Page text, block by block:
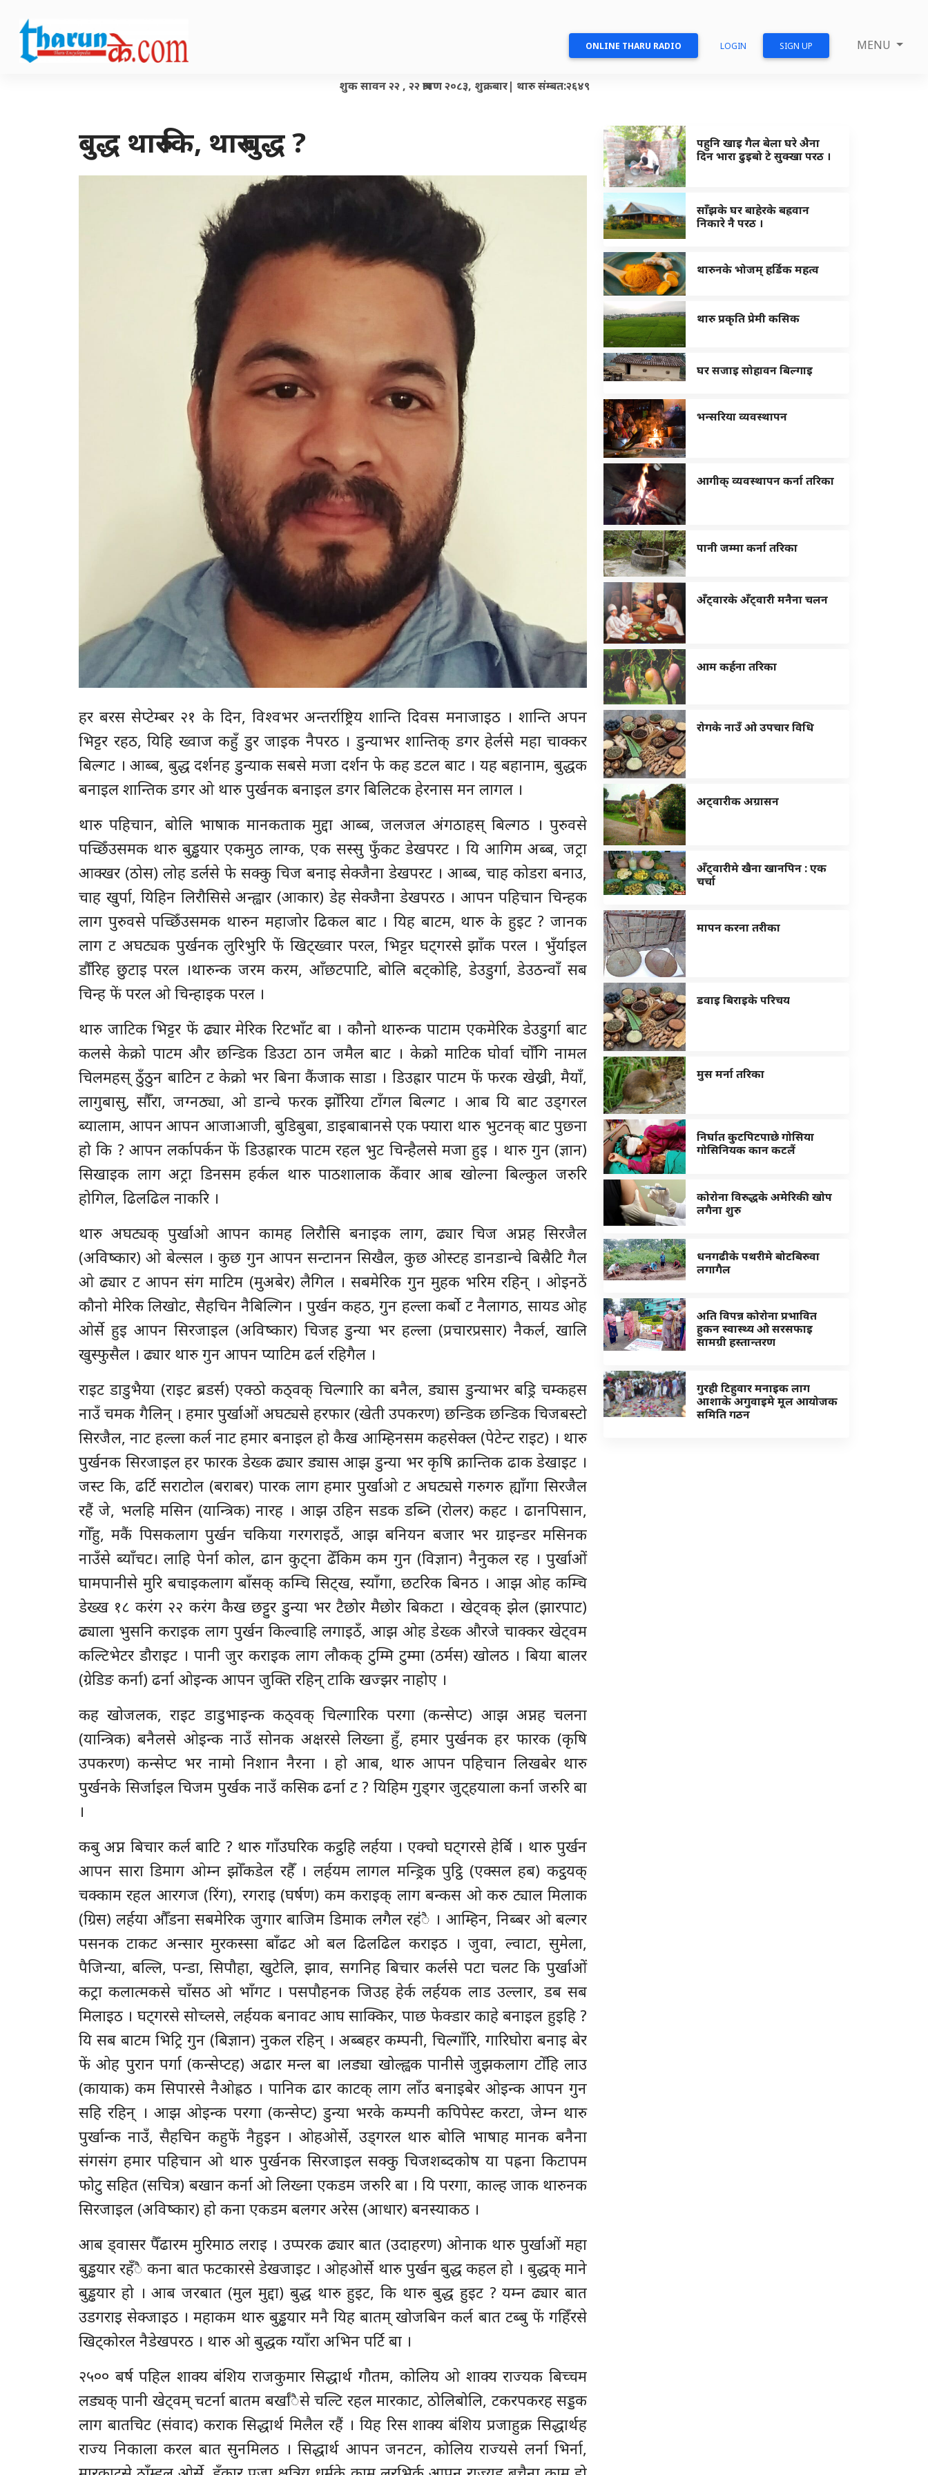
ONLINE THARU RADIO LOGIN SIGN UP MENU
शुक सावन २२ , २२ श्रावण २०८३, शुक्रबार| थारु संम्बत:२६४९
बुद्ध थारु कि, थारु बुद्ध ?
हर बरस सेप्टेम्बर २१ के दिन, विश्वभर अन्तर्राष्ट्रिय शान्ति दिवस मनाजाइठ । शान्ति अपन
भिट्टर रहठ, यिहि ख्वाज कहुँ डुर जाइक नैपरठ । डुन्याभर शान्तिक् डगर हेर्लसे महा चाक्कर
बिल्गट । आब्ब, बुद्ध दर्शनह डुन्याक सबसे मजा दर्शन फे कह डटल बाट । यह बहानाम, बुद्धक
बनाइल शान्तिक डगर ओ थारु पुर्खनक बनाइल डगर बिलिटक हेरनास मन लागल ।
थारु पहिचान, बोलि भाषाक मानकताक मुद्दा आब्ब, जलजल अंगठाहस् बिल्गठ । पुरुवसे
पच्छिँउसमक थारु बुड्ढयार एकमुठ लाग्क, एक सस्सु फुँकट डेखपरट । यि आगिम अब्ब, जट्रा
आक्खर (ठोस) लोह डर्लसे फे सक्कु चिज बनाइ सेक्जैना डेखपरट । आब्ब, चाह कोडरा बनाउ,
चाह खुर्पा, यिहिन लिरौसिसे अन्ह्वार (आकार) डेह सेक्जैना डेखपरठ । आपन पहिचान चिन्हक
लाग पुरुवसे पच्छिँउसमक थारुन महाजोर ढिकल बाट । यिह बाटम, थारु के हुइट ? जानक
लाग ट अघट्यक पुर्खनक लुरिभुरि फें खिट्ख्वार परल, भिट्टर घट्गरसे झाँक परल । भुँर्याइल
डौँरिह छुटाइ परल ।थारुन्क जरम करम, आँछटपाटि, बोलि बट्कोहि, डेउडुर्गा, डेउठन्वाँ सब
चिन्ह फें परल ओ चिन्हाइक परल ।
थारु जाटिक भिट्टर फें ढ्यार मेरिक रिटभाँट बा । कौनो थारुन्क पाटाम एकमेरिक डेउडुर्गा बाट
कलसे केक्रो पाटम और छन्डिक डिउटा ठान जमैल बाट । केक्रो माटिक घोर्वा चोँगि नामल
चिलमहस् ठुँठुन बाटिन ट केक्रो भर बिना कैंजाक साडा । डिउह्रार पाटम फें फरक खेख्री, मैयाँ,
लागुबासु, सौँरा, जग्नठ्या, ओ डान्चे फरक झोँरिया टाँगल बिल्गट । आब यि बाट उड्गरल
ब्यालाम, आपन आपन आजाआजी, बुडिबुबा, डाइबाबानसे एक फ्यारा थारु भुटनक् बाट पुछ्ना
हो कि ? आपन लर्कापर्कन फें डिउह्रारक पाटम रहल भुट चिन्हैलसे मजा हुइ । थारु गुन (ज्ञान)
सिखाइक लाग अट्रा डिनसम हर्कल थारु पाठशालाक केँवार आब खोल्ना बिल्कुल जरुरि
होगिल, ढिलढिल नाकरि ।
थारु अघट्यक् पुर्खाओ आपन कामह लिरौसि बनाइक लाग, ढ्यार चिज अप्नह सिरजैल
(अविष्कार) ओ बेल्सल । कुछ गुन आपन सन्टानन सिखैल, कुछ ओस्टह डानडान्चे बिस्रैटि गैल
ओ ढ्यार ट आपन संग माटिम (मुअबेर) लैगिल । सबमेरिक गुन मुहक भरिम रहिन् । ओइनठें
कौनो मेरिक लिखोट, सैहचिन नैबिल्गिन । पुर्खन कहठ, गुन हल्ला कर्बो ट नैलागठ, सायड ओह
ओर्से हुइ आपन सिरजाइल (अविष्कार) चिजह डुन्या भर हल्ला (प्रचारप्रसार) नैकर्ल, खालि
खुस्फुसैल । ढ्यार थारु गुन आपन प्याटिम ढर्ल रहिगैल ।
राइट डाडुभैया (राइट ब्रडर्स) एक्ठो कठ्वक् चिल्गारि का बनैल, ड्यास डुन्याभर बड्रि चम्कहस
नाउँ चमक गैलिन् । हमार पुर्खाओं अघट्यसे हरफार (खेती उपकरण) छन्डिक छन्डिक चिजबस्टो
सिरजैल, नाट हल्ला कर्ल नाट हमार बनाइल हो कैख आम्हिनसम कहसेक्ल (पेटेन्ट राइट) । थारु
पुर्खनक सिरजाइल हर फारक डेख्क ढ्यार ड्यास आझ डुन्या भर कृषि क्रान्तिक ढाक डेखाइट ।
जस्ट कि, ढर्टि सराटोल (बराबर) पारक लाग हमार पुर्खाओ ट अघट्यसे गरुगरु ह्याँगा सिरजैल
रहैं जे, भलहि मसिन (यान्त्रिक) नारह । आझ उहिन सडक डब्नि (रोलर) कहट । ढानपिसान,
गोँहु, मकैं पिसकलाग पुर्खन चकिया गरगराइठँ, आझ बनियन बजार भर ग्राइन्डर मसिनक
नाउँसे ब्याँचट। लाहि पेर्ना कोल, ढान कुट्ना ढेँकिम कम गुन (विज्ञान) नैनुकल रह । पुर्खाओं
घामपानीसे मुरि बचाइकलाग बाँसक् कम्चि सिट्ख, स्याँगा, छटरिक बिनठ । आझ ओह कम्चि
डेख्ख १८ करंग २२ करंग कैख छट्टुर डुन्या भर टैछोर मैछोर बिकटा । खेट्वक् झेल (झारपाट)
ढ्याला भुसनि कराइक लाग पुर्खन किल्वाहि लगाइठँ, आझ ओह डेख्क औरजे चाक्कर खेट्वम
कल्टिभेटर डौराइट । पानी जुर कराइक लाग लौकक् टुम्मि टुम्मा (ठर्मस) खोलठ । बिया बालर
(ग्रेडिङ कर्ना) ढर्ना ओइन्क आपन जुक्ति रहिन् टाकि खज्झर नाहोए ।
कह खोजलक, राइट डाडुभाइन्क कठ्वक् चिल्गारिक परगा (कन्सेप्ट) आझ अप्नह चलना
(यान्त्रिक) बनैलसे ओइन्क नाउँ सोनक अक्षरसे लिख्ना हुँ, हमार पुर्खनक हर फारक (कृषि
उपकरण) कन्सेप्ट भर नामो निशान नैरना । हो आब, थारु आपन पहिचान लिखबेर थारु
पुर्खनके सिर्जाइल चिजम पुर्खक नाउँ कसिक ढर्ना ट ? यिहिम गुड्गर जुट्हयाला कर्ना जरुरि बा
।
कबु अप्न बिचार कर्ल बाटि ? थारु गाँउघरिक कट्ठहि लर्हया । एक्चो घट्गरसे हेर्बि । थारु पुर्खन
आपन सारा डिमाग ओम्न झोँकडेल रहैँ । लर्हयम लागल मन्ड्रिक पुट्ठि (एक्सल हब) कट्ठयक्
चक्काम रहल आरगज (रिंग), रगराइ (घर्षण) कम कराइक् लाग बन्कस ओ करु ट्याल मिलाक
(ग्रिस) लर्हया औँडना सबमेरिक जुगार बाजिम डिमाक लगैल रहंै । आम्हिन, निब्बर ओ बल्गर
पसनक टाकट अन्सार मुरकस्सा बाँढट ओ बल ढिलढिल कराइठ । जुवा, ल्वाटा, सुमेला,
पैजिन्या, बल्लि, पन्डा, सिपौहा, खुटेलि, झाव, सगनिह बिचार कर्लसे पटा चलट कि पुर्खाओं
कट्रा कलात्मकसे चाँसठ ओ भाँगट । पसपौहनक जिउह हेर्क लर्हयक लाड उल्लार, डब सब
मिलाइठ । घट्गरसे सोच्लसे, लर्हयक बनावट आघ साक्किर, पाछ फेक्डार काहे बनाइल हुइहि ?
यि सब बाटम भिट्रि गुन (बिज्ञान) नुकल रहिन् । अब्बहर कम्पनी, चिल्गाँरि, गारिघोरा बनाइ बेर
फें ओह पुरान पर्गा (कन्सेप्टह) अढार मन्ल बा ।लड्या खोल्ह्वक पानीसे जुझकलाग टोँहि लाउ
(कायाक) कम सिपारसे नैओह्रठ । पानिक ढार काटक् लाग लाँउ बनाइबेर ओइन्क आपन गुन
सहि रहिन् । आझ ओइन्क परगा (कन्सेप्ट) डुन्या भरके कम्पनी कपिपेस्ट करटा, जेम्न थारु
पुर्खान्क नाउँ, सैहचिन कहुफें नैहुइन । ओहओर्से, उड्गरल थारु बोलि भाषाह मानक बनैना
संगसंग हमार पहिचान ओ थारु पुर्खनक सिरजाइल सक्कु चिजशब्दकोष या पह्रना किटापम
फोटु सहित (सचित्र) बखान कर्ना ओ लिख्ना एकडम जरुरि बा । यि परगा, काल्ह जाक थारुनक
सिरजाइल (अविष्कार) हो कना एकडम बलगर अरेस (आधार) बनस्याकठ ।
आब ड्वासर पैँढारम मुरिमाठ लराइ । उप्परक ढ्यार बात (उदाहरण) ओनाक थारु पुर्खाओं महा
बुड्ढयार रहँै कना बात फटकारसे डेखजाइट । ओहओर्से थारु पुर्खन बुद्ध कहल हो । बुद्धक् माने
बुड्ढयार हो । आब जरबात (मुल मुद्दा) बुद्ध थारु हुइट, कि थारु बुद्ध हुइट ? यम्न ढ्यार बात
उडगराइ सेक्जाइठ । महाकम थारु बुड्ढयार मनै यिह बातम् खोजबिन कर्ल बात टब्बु फें गहिँरसे
खिट्कोरल नैडेखपरठ । थारु ओ बुद्धक ग्याँरा अभिन पर्टि बा ।
२५०० बर्ष पहिल शाक्य बंशिय राजकुमार सिद्धार्थ गौतम, कोलिय ओ शाक्य राज्यक बिच्चम
लड्यक् पानी खेट्वम् चटर्ना बातम बर्खांैसे चल्टि रहल मारकाट, ठोलिबोलि, टकरपकरह सड्डक
लाग बातचिट (संवाद) कराक सिद्धार्थ मिलैल रहैं । यिह रिस शाक्य बंशिय प्रजाहुक्र सिद्धार्थह
राज्य निकाला करल बात सुनमिलठ । सिद्धार्थ आपन जनटन, कोलिय राज्यसे लर्ना भिर्ना,
पहुनि खाइ गैल बेला घरे अ‍ैना
दिन भारा ढुइबो टे सुक्खा परठ ।
साँझके घर बाहेरके बह्रवान
निकारे नै परठ ।
थारुनके भोजम् हर्डिक महत्व
थारु प्रकृति प्रेमी कसिक
घर सजाइ सोहावन बिल्गाइ
भन्सरिया व्यवस्थापन
आगीक् व्यवस्थापन कर्ना तरिका
पानी जम्मा कर्ना तरिका
अँट्वारके अँट्वारी मनैना चलन
आम कर्हना तरिका
रोगके नाउँ ओ उपचार विधि
अट्वारीक अग्रासन
अँट्वारीमे खैना खानपिन : एक
चर्चा
मापन करना तरीका
डवाइ बिराइके परिचय
मुस मर्ना तरिका
निर्घात कुटपिटपाछे गोसिया
गोसिनियक कान कटलैं
कोरोना विरुद्धके अमेरिकी खोप
लगैना शुरु
धनगढीके पथरीमे बोटबिरुवा
लगागैल
अति विपन्न कोरोना प्रभावित
हुकन स्वास्थ्य ओ सरसफाइ
सामग्री हस्तान्तरण
गुरही टिहुवार मनाइक लाग
आशाके अगुवाइमे मूल आयोजक
समिति गठन